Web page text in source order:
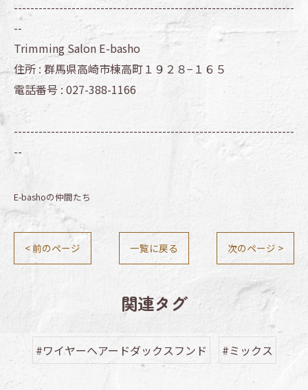
--------------------------------------------------------------------
--
Trimming Salon E-basho
住所 : 群馬県高崎市棟高町１９２８−１６５
電話番号 : 027-388-1166
--------------------------------------------------------------------
--
E-bashoの仲間たち
< 前のページ 一覧に戻る 次のページ >
関連タグ
#ワイヤーヘアードダックスフンド #ミックス